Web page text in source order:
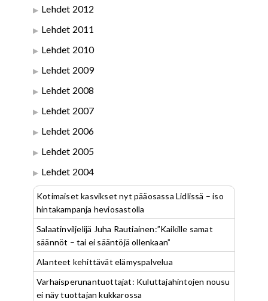
Lehdet 2012
Lehdet 2011
Lehdet 2010
Lehdet 2009
Lehdet 2008
Lehdet 2007
Lehdet 2006
Lehdet 2005
Lehdet 2004
Kotimaiset kasvikset nyt pääosassa Lidlissä – iso
hintakampanja heviosastolla
Salaatinviljelijä Juha Rautiainen:”Kaikille samat
säännöt – tai ei sääntöjä ollenkaan”
Alanteet kehittävät elämyspalvelua
Varhaisperunantuottajat: Kuluttajahintojen nousu
ei näy tuottajan kukkarossa